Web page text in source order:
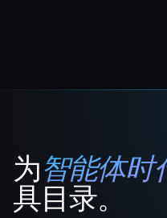
That AI Collection
为智能体时
具目录。